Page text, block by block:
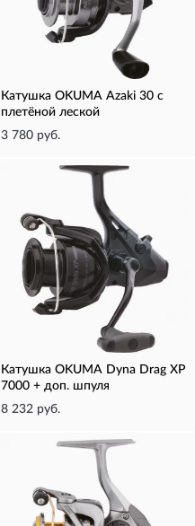
Катушка OKUMA Azaki 30 с
плетёной леской
3 780 руб.
Катушка OKUMA Dyna Drag XP
7000 + доп. шпуля
8 232 руб.